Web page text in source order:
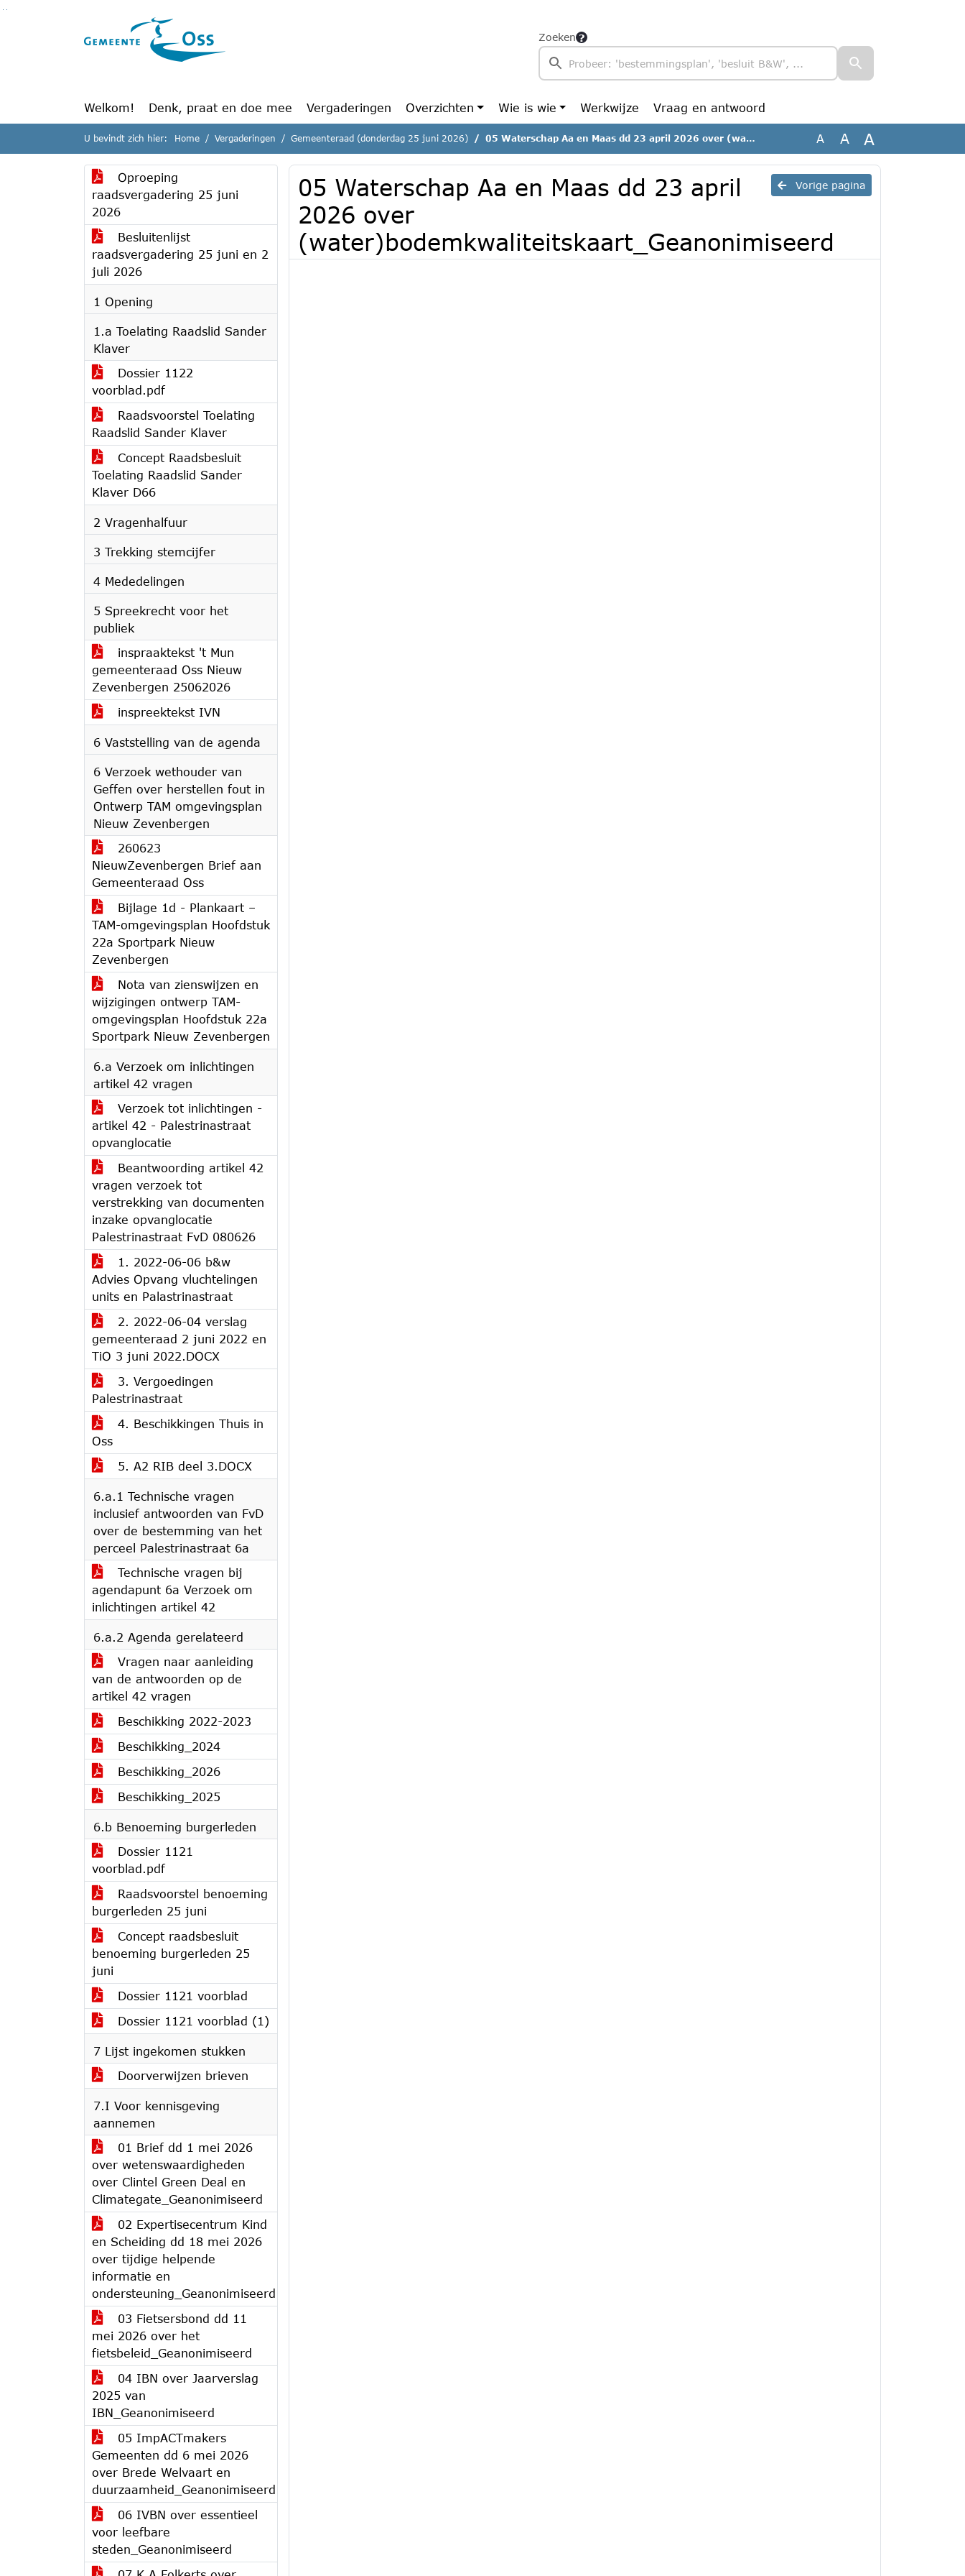
Ga naar de inhoud van deze pagina
Zoeken
Welkom! Denk, praat en doe mee Vergaderingen Overzichten Wie is wie Werkwijze Vraag en antwoord
U bevindt zich hier: Home Vergaderingen Gemeenteraad (donderdag 25 juni 2026) 05 Waterschap Aa en Maas dd 23 april 2026 over (water)bodemkwaliteitskaart_Geanonimiseerd A A A
Oproeping
raadsvergadering 25 juni
2026
Besluitenlijst
raadsvergadering 25 juni en 2
juli 2026
1 Opening
1.a Toelating Raadslid Sander
Klaver
Dossier 1122
voorblad.pdf
Raadsvoorstel Toelating
Raadslid Sander Klaver
Concept Raadsbesluit
Toelating Raadslid Sander
Klaver D66
2 Vragenhalfuur
3 Trekking stemcijfer
4 Mededelingen
5 Spreekrecht voor het
publiek
inspraaktekst 't Mun
gemeenteraad Oss Nieuw
Zevenbergen 25062026
inspreektekst IVN
6 Vaststelling van de agenda
6 Verzoek wethouder van
Geffen over herstellen fout in
Ontwerp TAM omgevingsplan
Nieuw Zevenbergen
260623
NieuwZevenbergen Brief aan
Gemeenteraad Oss
Bijlage 1d - Plankaart –
TAM-omgevingsplan Hoofdstuk
22a Sportpark Nieuw
Zevenbergen
Nota van zienswijzen en
wijzigingen ontwerp TAM-
omgevingsplan Hoofdstuk 22a
Sportpark Nieuw Zevenbergen
6.a Verzoek om inlichtingen
artikel 42 vragen
Verzoek tot inlichtingen -
artikel 42 - Palestrinastraat
opvanglocatie
Beantwoording artikel 42
vragen verzoek tot
verstrekking van documenten
inzake opvanglocatie
Palestrinastraat FvD 080626
1. 2022-06-06 b&w
Advies Opvang vluchtelingen
units en Palastrinastraat
2. 2022-06-04 verslag
gemeenteraad 2 juni 2022 en
TiO 3 juni 2022.DOCX
3. Vergoedingen
Palestrinastraat
4. Beschikkingen Thuis in
Oss
5. A2 RIB deel 3.DOCX
6.a.1 Technische vragen
inclusief antwoorden van FvD
over de bestemming van het
perceel Palestrinastraat 6a
Technische vragen bij
agendapunt 6a Verzoek om
inlichtingen artikel 42
6.a.2 Agenda gerelateerd
Vragen naar aanleiding
van de antwoorden op de
artikel 42 vragen
Beschikking 2022-2023
Beschikking_2024
Beschikking_2026
Beschikking_2025
6.b Benoeming burgerleden
Dossier 1121
voorblad.pdf
Raadsvoorstel benoeming
burgerleden 25 juni
Concept raadsbesluit
benoeming burgerleden 25
juni
Dossier 1121 voorblad
Dossier 1121 voorblad (1)
7 Lijst ingekomen stukken
Doorverwijzen brieven
7.I Voor kennisgeving
aannemen
01 Brief dd 1 mei 2026
over wetenswaardigheden
over Clintel Green Deal en
Climategate_Geanonimiseerd
02 Expertisecentrum Kind
en Scheiding dd 18 mei 2026
over tijdige helpende
informatie en
ondersteuning_Geanonimiseerd
03 Fietsersbond dd 11
mei 2026 over het
fietsbeleid_Geanonimiseerd
04 IBN over Jaarverslag
2025 van
IBN_Geanonimiseerd
05 ImpACTmakers
Gemeenten dd 6 mei 2026
over Brede Welvaart en
duurzaamheid_Geanonimiseerd
06 IVBN over essentieel
voor leefbare
steden_Geanonimiseerd
Vorige pagina
05 Waterschap Aa en Maas dd 23 april
2026 over
(water)bodemkwaliteitskaart_Geanonimiseerd